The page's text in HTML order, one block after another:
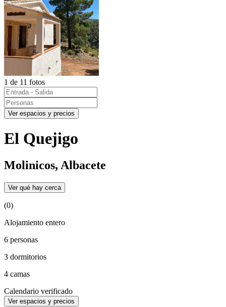
1 de 11 fotos
Ver espacios y precios
El Quejigo
Molinicos, Albacete
Ver qué hay cerca
(0)
Alojamiento entero
6 personas
3 dormitorios
4 camas
Calendario verificado
Ver espacios y precios